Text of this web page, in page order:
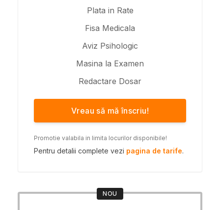
Plata in Rate
Fisa Medicala
Aviz Psihologic
Masina la Examen
Redactare Dosar
Vreau să mă înscriu!
Promotie valabila in limita locurilor disponibile!
Pentru detalii complete vezi pagina de tarife.
NOU